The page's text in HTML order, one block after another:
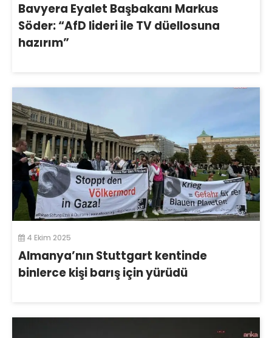
Bavyera Eyalet Başbakanı Markus
Söder: “AfD lideri ile TV düellosuna
hazırım”
4 Ekim 2025
Almanya’nın Stuttgart kentinde
binlerce kişi barış için yürüdü